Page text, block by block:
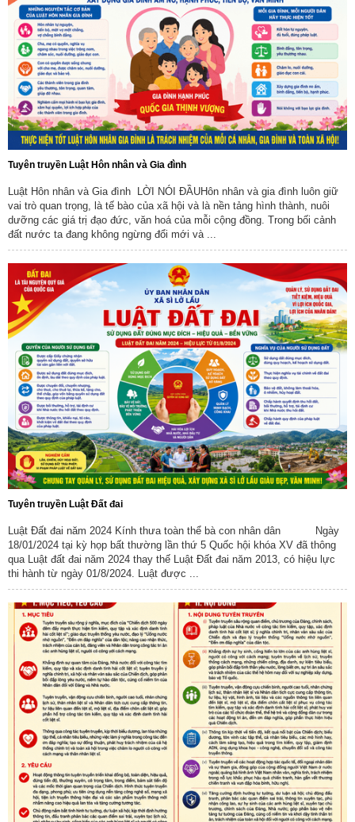
Tuyên truyền Luật Hôn nhân và Gia đình
Luật Hôn nhân và Gia đình LỜI NÓI ĐẦUHôn nhân và gia đình luôn giữ
vai trò quan trọng, là tế bào của xã hội và là nền tảng hình thành, nuôi
dưỡng các giá trị đạo đức, văn hoá của mỗi cộng đồng. Trong bối cảnh
đất nước ta đang không ngừng đổi mới và ...
Tuyên truyền Luật Đất đai
Luật Đất đai năm 2024 Kính thưa toàn thể bà con nhân dân Ngày
18/01/2024 tại kỳ họp bất thường lần thứ 5 Quốc hội khóa XV đã thông
qua Luật đất đai năm 2024 thay thế Luật Đất đai năm 2013, có hiệu lực
thi hành từ ngày 01/8/2024. Luật được ...